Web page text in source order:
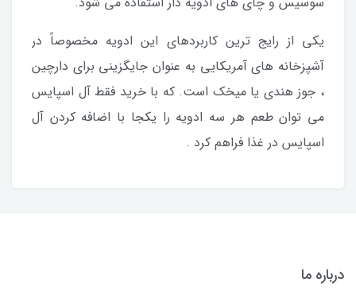
یکی از رایج ترین کاربردهای این ادویه مخصوصاً در
آشپزخانه های آمریکایی به عنوان جایگزینی برای دارچین
، جوز هندی یا میخک است. که با خرید فقط آل اسپایس
می توان طعم هر سه ادویه را یکجا با اضافه کردن آل
اسپایس در غذا فراهم کرد .
درباره ما